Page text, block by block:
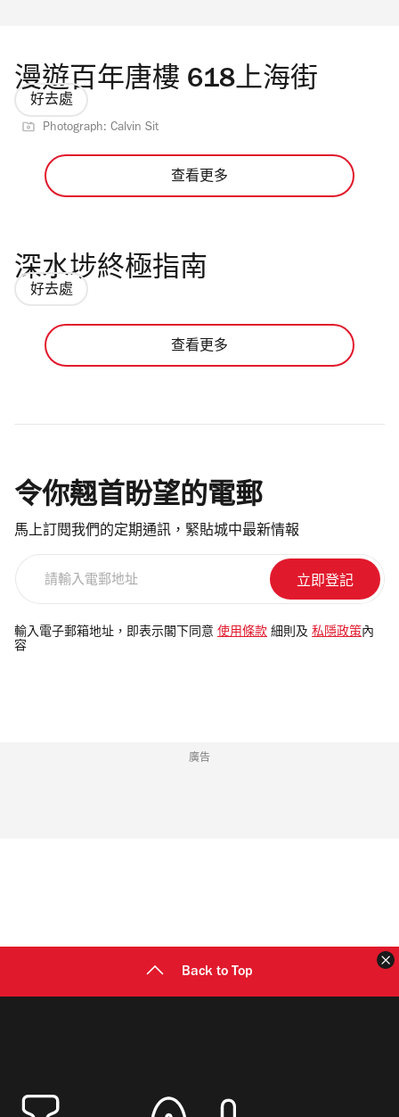
漫遊百年唐樓 618上海街
好去處
Photograph: Calvin Sit
查看更多
深水埗終極指南
好去處
查看更多
令你翹首盼望的電郵
馬上訂閱我們的定期通訊，緊貼城中最新情報
電
郵
輸入電子郵箱地址，即表示閣下同意 使用條款 細則及 私隱政策 內
容
廣告
Back to Top